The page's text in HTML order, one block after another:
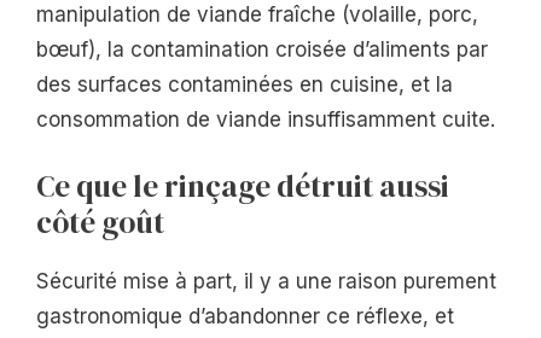
manipulation de viande fraîche (volaille, porc,
bœuf), la contamination croisée d’aliments par
des surfaces contaminées en cuisine, et la
consommation de viande insuffisamment cuite.
Ce que le rinçage détruit aussi
côté goût
Sécurité mise à part, il y a une raison purement
gastronomique d’abandonner ce réflexe, et